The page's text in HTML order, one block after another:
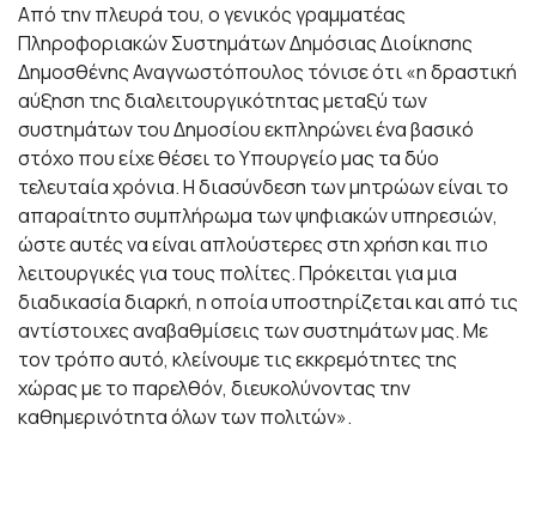
Από την πλευρά του, ο γενικός γραμματέας
Πληροφοριακών Συστημάτων Δημόσιας Διοίκησης
Δημοσθένης Αναγνωστόπουλος τόνισε ότι «η δραστική
αύξηση της διαλειτουργικότητας μεταξύ των
συστημάτων του Δημοσίου εκπληρώνει ένα βασικό
στόχο που είχε θέσει το Υπουργείο μας τα δύο
τελευταία χρόνια. Η διασύνδεση των μητρώων είναι το
απαραίτητο συμπλήρωμα των ψηφιακών υπηρεσιών,
ώστε αυτές να είναι απλούστερες στη χρήση και πιο
λειτουργικές για τους πολίτες. Πρόκειται για μια
διαδικασία διαρκή, η οποία υποστηρίζεται και από τις
αντίστοιχες αναβαθμίσεις των συστημάτων μας. Με
τον τρόπο αυτό, κλείνουμε τις εκκρεμότητες της
χώρας με το παρελθόν, διευκολύνοντας την
καθημερινότητα όλων των πολιτών».